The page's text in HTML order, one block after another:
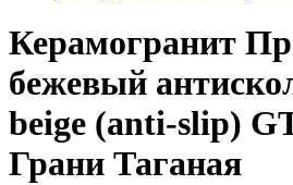
Керамогранит
бежевый
beige (anti-slip)
Грани Таганая